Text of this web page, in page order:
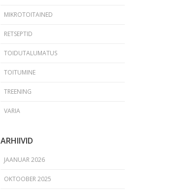
MIKROTOITAINED
RETSEPTID
TOIDUTALUMATUS
TOITUMINE
TREENING
VARIA
ARHIIVID
JAANUAR 2026
OKTOOBER 2025